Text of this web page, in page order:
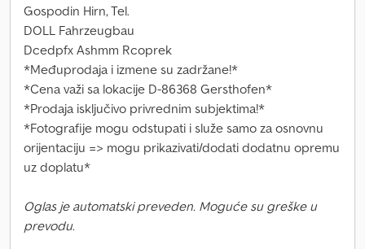
Gospodin Hirn, Tel.
DOLL Fahrzeugbau
Dcedpfx Ashmm Rcoprek
*Međuprodaja i izmene su zadržane!*
*Cena važi sa lokacije D-86368 Gersthofen*
*Prodaja isključivo privrednim subjektima!*
*Fotografije mogu odstupati i služe samo za osnovnu
orijentaciju => mogu prikazivati/dodati dodatnu opremu
uz doplatu*
Oglas je automatski preveden. Moguće su greške u
prevodu.